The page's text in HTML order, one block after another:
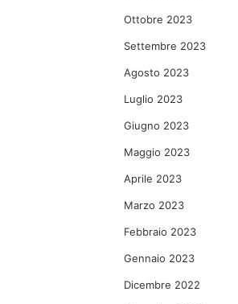
Ottobre 2023
Settembre 2023
Agosto 2023
Luglio 2023
Giugno 2023
Maggio 2023
Aprile 2023
Marzo 2023
Febbraio 2023
Gennaio 2023
Dicembre 2022